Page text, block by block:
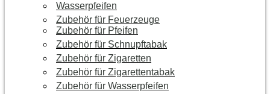
Wasserpfeifen
Zubehör für Feuerzeuge
Zubehör für Pfeifen
Zubehör für Schnupftabak
Zubehör für Zigaretten
Zubehör für Zigarettentabak
Zubehör für Wasserpfeifen